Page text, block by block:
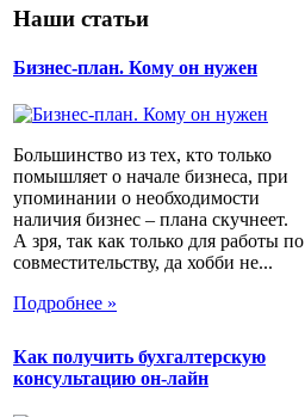
Наши статьи
Бизнес-план. Кому он нужен
Большинство из тех, кто только
помышляет о начале бизнеса, при
упоминании о необходимости
наличия бизнес – плана скучнеет.
А зря, так как только для работы по
совместительству, да хобби не...
Подробнее »
Как получить бухгалтерскую
консультацию он-лайн